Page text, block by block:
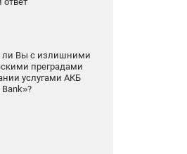
ли Вы с излишними
преградами
услугами АКБ